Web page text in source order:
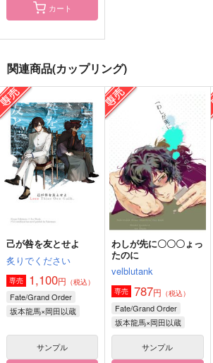
土曜日のキャラメル
629円
坂本龍馬×岡田以蔵
サンプル
作品詳細
阿修羅の如く
1,265円（税込）
坂本龍馬×岡田以蔵
サンプル
作品詳細
惚れたが因果
岡田君のクセに生意気
カート
関連商品(カップリング)
己が咎を友とせよ
炙りでください
専売 1,100円 （税込）
Fate/Grand Order
坂本龍馬×岡田以蔵
サンプル
わしが先に〇〇〇ょっ
たのに
velblutank
専売 787円 （税込）
Fate/Grand Order
坂本龍馬×岡田以蔵
サンプル